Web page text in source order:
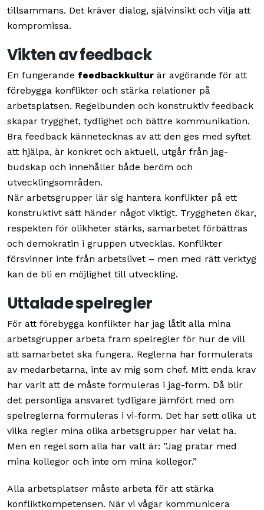
tillsammans. Det kräver dialog, självinsikt och vilja att
kompromissa.
Vikten av feedback
En fungerande feedbackkultur är avgörande för att
förebygga konflikter och stärka relationer på
arbetsplatsen. Regelbunden och konstruktiv feedback
skapar trygghet, tydlighet och bättre kommunikation.
Bra feedback kännetecknas av att den ges med syftet
att hjälpa, är konkret och aktuell, utgår från jag-
budskap och innehåller både beröm och
utvecklingsområden.
När arbetsgrupper lär sig hantera konflikter på ett
konstruktivt sätt händer något viktigt. Tryggheten ökar,
respekten för olikheter stärks, samarbetet förbättras
och demokratin i gruppen utvecklas. Konflikter
försvinner inte från arbetslivet – men med rätt verktyg
kan de bli en möjlighet till utveckling.
Uttalade spelregler
För att förebygga konflikter har jag låtit alla mina
arbetsgrupper arbeta fram spelregler för hur de vill
att samarbetet ska fungera. Reglerna har formulerats
av medarbetarna, inte av mig som chef. Mitt enda krav
har varit att de måste formuleras i jag-form. Då blir
det personliga ansvaret tydligare jämfört med om
spelreglerna formuleras i vi-form. Det har sett olika ut
vilka regler mina olika arbetsgrupper har velat ha.
Men en regel som alla har valt är: ”Jag pratar med
mina kollegor och inte om mina kollegor.”
Alla arbetsplatser måste arbeta för att stärka
konfliktkompetensen. När vi vågar kommunicera